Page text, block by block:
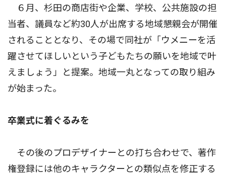
６月、杉田の商店街や企業、学校、公共施設の担
当者、議員など約30人が出席する地域懇親会が開催
されることとなり、その場で同社が「ウメニーを活
躍させてほしいという子どもたちの願いを地域で叶
えましょう」と提案。地域一丸となっての取り組み
が始まった。
卒業式に着ぐるみを
その後のプロデザイナーとの打ち合わせで、著作
権登録には他のキャラクターとの類似点を修正する